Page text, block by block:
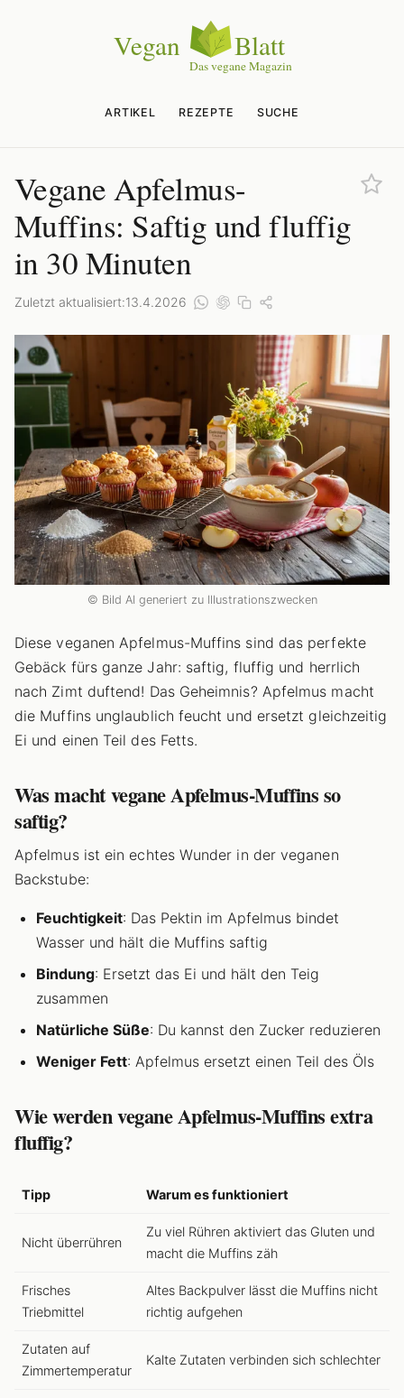
ARTIKEL REZEPTE SUCHE
Vegane Apfelmus-
Muffins: Saftig und fluffig
in 30 Minuten
Zuletzt aktualisiert:13.4.2026
© Bild AI generiert zu Illustrationszwecken
Diese veganen Apfelmus-Muffins sind das perfekte
Gebäck fürs ganze Jahr: saftig, fluffig und herrlich
nach Zimt duftend! Das Geheimnis? Apfelmus macht
die Muffins unglaublich feucht und ersetzt gleichzeitig
Ei und einen Teil des Fetts.
Was macht vegane Apfelmus-Muffins so
saftig?
Apfelmus ist ein echtes Wunder in der veganen
Backstube:
Feuchtigkeit: Das Pektin im Apfelmus bindet
Wasser und hält die Muffins saftig
Bindung: Ersetzt das Ei und hält den Teig
zusammen
Natürliche Süße: Du kannst den Zucker reduzieren
Weniger Fett: Apfelmus ersetzt einen Teil des Öls
Wie werden vegane Apfelmus-Muffins extra
fluffig?
Tipp Warum es funktioniert
Nicht überrühren
Zu viel Rühren aktiviert das Gluten und
macht die Muffins zäh
Frisches
Triebmittel
Altes Backpulver lässt die Muffins nicht
richtig aufgehen
Zutaten auf
Zimmertemperatur
Kalte Zutaten verbinden sich schlechter